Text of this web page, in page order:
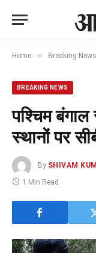
Home » Breaking News
BREAKING NEWS
पश्चिम
स्थानों पर
By SHIVAM
1 Min Read